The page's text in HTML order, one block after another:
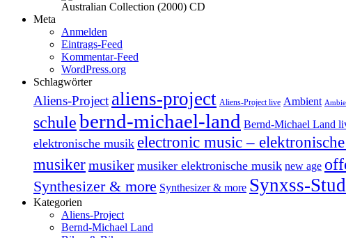
Australian Collection (2000) CD
Meta
Anmelden
Eintrags-Feed
Kommentar-Feed
WordPress.org
Schlagwörter
Aliens-Project aliens-project Aliens-Project live Ambient
schulebernd-michael-land Bernd-Michael Land
elektronische musik electronic music –
musikermusiker musiker elektronische musik new age
Synthesizer & more Synthesizer & more Synxss-
Kategorien
Aliens-Project
Bernd-Michael Land